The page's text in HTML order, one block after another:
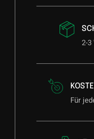
2-3
Für